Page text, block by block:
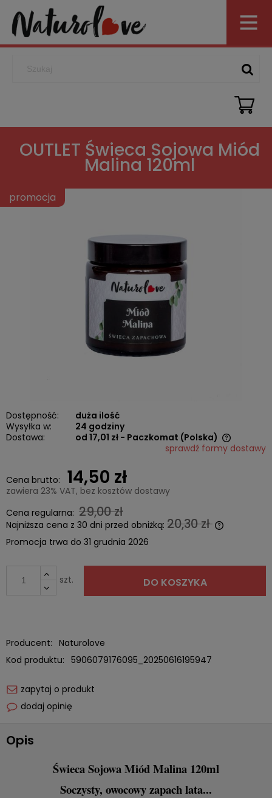
OUTLET Świeca Sojowa Miód
Malina 120ml
promocja
Dostępność:
duża ilość
Wysyłka w:
24 godziny
Dostawa:
od 17,01 zł - Paczkomat (Polska)
Cena nie zawiera ewentualnych kosztów płatności
sprawdź formy dostawy
Cena brutto: 14,50 zł
zawiera 23% VAT, bez kosztów dostawy
Cena regularna: 29,00 zł
Najniższa cena z 30 dni przed obniżką: 20,30 zł
Promocja trwa do 31 grudnia 2026
szt. DO KOSZYKA
Producent: Naturolove
Kod produktu: 5906079176095_20250616195947
zapytaj o produkt
dodaj opinię
Opis
Świeca Sojowa Miód Malina 120ml
Soczysty, owocowy zapach lata...